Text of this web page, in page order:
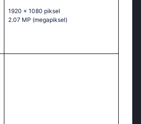
1920 x 1080 piksel
2.07 MP (megapiksel)